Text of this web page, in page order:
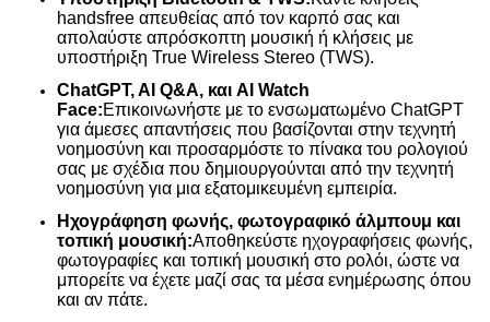
handsfree απευθείας από τον καρπό σας και
απολαύστε απρόσκοπτη μουσική ή κλήσεις με
υποστήριξη True Wireless Stereo (TWS).
ChatGPT, AI Q&A, και AI Watch
Face:Επικοινωνήστε με το ενσωματωμένο ChatGPT
για άμεσες απαντήσεις που βασίζονται στην τεχνητή
νοημοσύνη και προσαρμόστε το πίνακα του ρολογιού
σας με σχέδια που δημιουργούνται από την τεχνητή
νοημοσύνη για μια εξατομικευμένη εμπειρία.
Ηχογράφηση φωνής, φωτογραφικό άλμπουμ και
τοπική μουσική:Αποθηκεύστε ηχογραφήσεις φωνής,
φωτογραφίες και τοπική μουσική στο ρολόι, ώστε να
μπορείτε να έχετε μαζί σας τα μέσα ενημέρωσης όπου
και αν πάτε.